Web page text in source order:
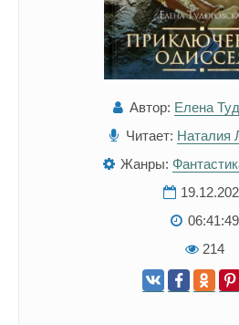
Автор: Елена
Читает: Наталия
Жанры:
06:41:49
214